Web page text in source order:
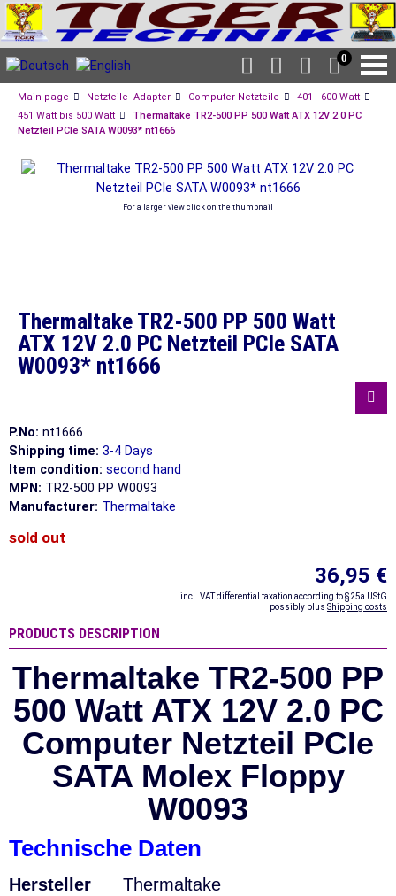
0
Main page Netzteile- Adapter Computer Netzteile
401 - 600 Watt
451 Watt bis 500 Watt
Thermaltake TR2-500 PP 500 Watt ATX 12V 2.0 PC
Netzteil PCIe SATA W0093* nt1666
For a larger view click on the thumbnail
Thermaltake TR2-500 PP 500 Watt
ATX 12V 2.0 PC Netzteil PCIe SATA
W0093* nt1666
P.No: nt1666
Shipping time: 3-4 Days
Item condition: second hand
MPN: TR2-500 PP W0093
Manufacturer: Thermaltake
sold out
36,95 €
incl. VAT differential taxation according to §25a UStG
possibly plus Shipping costs
PRODUCTS DESCRIPTION
Thermaltake TR2-500 PP
500 Watt ATX 12V 2.0 PC
Computer Netzteil PCIe
SATA Molex Floppy
W0093
Technische Daten
Hersteller Thermaltake